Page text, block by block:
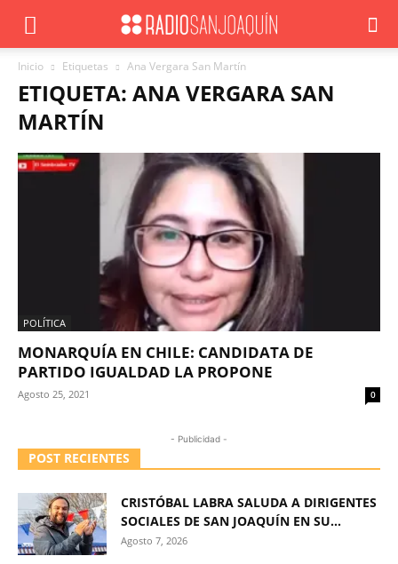
Inicio Etiquetas Ana Vergara San Martín
ETIQUETA: ANA VERGARA SAN
MARTÍN
POLÍTICA
MONARQUÍA EN CHILE: CANDIDATA DE
PARTIDO IGUALDAD LA PROPONE
Agosto 25, 2021 0
- Publicidad -
POST RECIENTES
CRISTÓBAL LABRA SALUDA A DIRIGENTES
SOCIALES DE SAN JOAQUÍN EN SU...
Agosto 7, 2026